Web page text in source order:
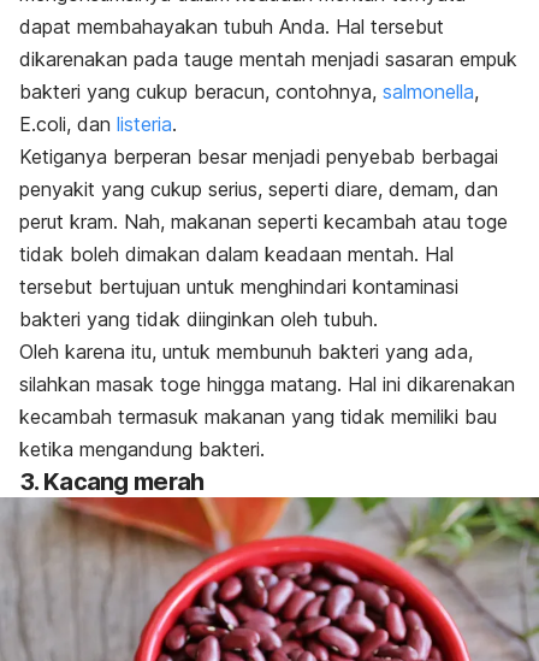
dapat membahayakan tubuh Anda. Hal tersebut
dikarenakan pada tauge mentah menjadi sasaran empuk
bakteri yang cukup beracun, contohnya, salmonella,
E.coli, dan listeria.
Ketiganya berperan besar menjadi penyebab berbagai
penyakit yang cukup serius, seperti diare, demam, dan
perut kram. Nah, makanan seperti kecambah atau toge
tidak boleh dimakan dalam keadaan mentah. Hal
tersebut bertujuan untuk menghindari kontaminasi
bakteri yang tidak diinginkan oleh tubuh.
Oleh karena itu, untuk membunuh bakteri yang ada,
silahkan masak toge hingga matang. Hal ini dikarenakan
kecambah termasuk makanan yang tidak memiliki bau
ketika mengandung bakteri.
3. Kacang merah